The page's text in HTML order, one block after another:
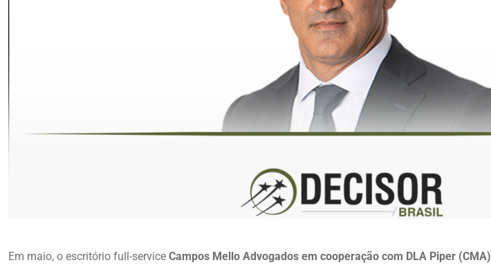
Em maio, o escritório full-service Campos Mello Advogados em cooperação com DLA Piper (CMA)